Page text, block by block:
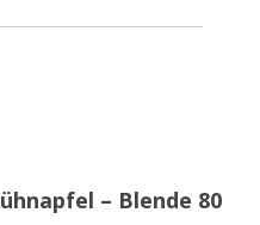
– Blende 80